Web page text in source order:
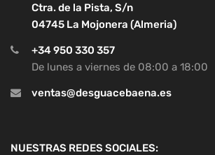
Ctra. de la Pista, S/n
04745 La Mojonera (Almeria)
+34 950 330 357
De lunes a viernes de 08:00 a 18:00
ventas@desguacebaena.es
NUESTRAS REDES SOCIALES: